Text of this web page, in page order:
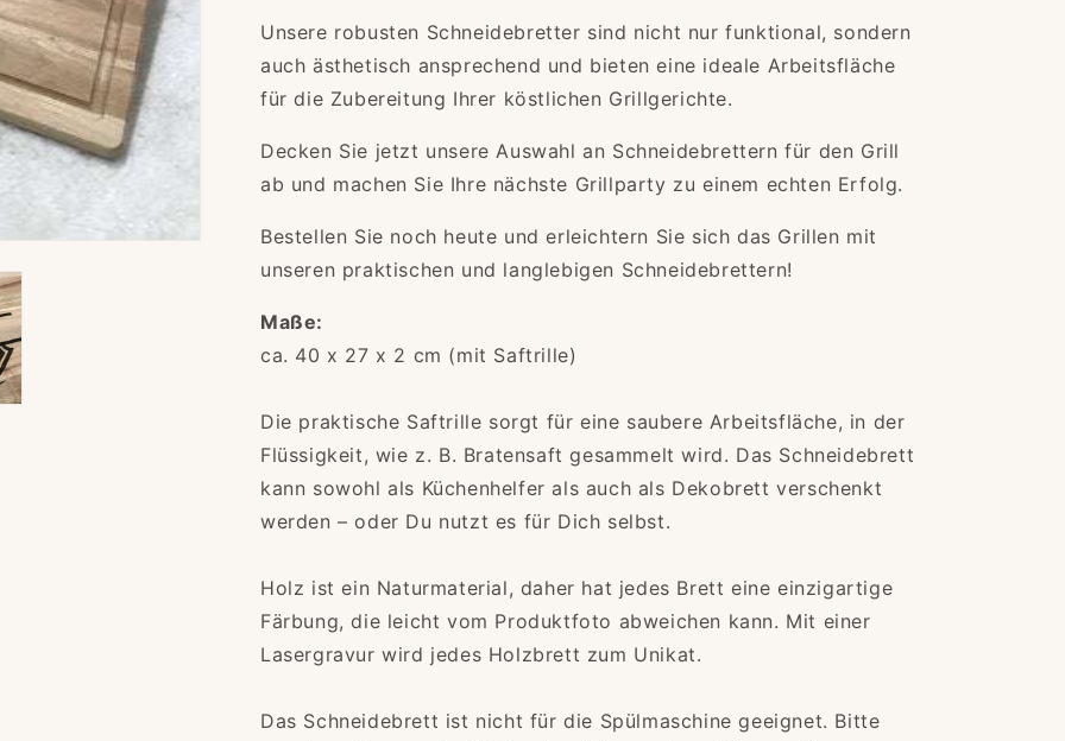
Unsere robusten Schneidebretter sind nicht nur funktional, sondern
auch ästhetisch ansprechend und bieten eine ideale Arbeitsfläche
für die Zubereitung Ihrer köstlichen Grillgerichte.
Decken Sie jetzt unsere Auswahl an Schneidebrettern für den Grill
ab und machen Sie Ihre nächste Grillparty zu einem echten Erfolg.
Bestellen Sie noch heute und erleichtern Sie sich das Grillen mit
unseren praktischen und langlebigen Schneidebrettern!
Maße:
ca. 40 x 27 x 2 cm (mit Saftrille)
Die praktische Saftrille sorgt für eine saubere Arbeitsfläche, in der
Flüssigkeit, wie z. B. Bratensaft gesammelt wird. Das Schneidebrett
kann sowohl als Küchenhelfer als auch als Dekobrett verschenkt
werden – oder Du nutzt es für Dich selbst.
Holz ist ein Naturmaterial, daher hat jedes Brett eine einzigartige
Färbung, die leicht vom Produktfoto abweichen kann. Mit einer
Lasergravur wird jedes Holzbrett zum Unikat.
Das Schneidebrett ist nicht für die Spülmaschine geeignet. Bitte